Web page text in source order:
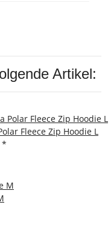
Artikel:
Fleece Zip Hoodie L
*